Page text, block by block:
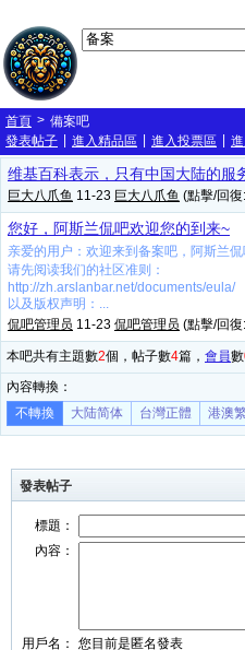
首頁 > 備案吧
發表帖子
進入精品區 進入投票區
维基百科表示，只有中国大陆的服
巨大八爪鱼 11-23 巨大八爪鱼 (點擊/回
您好，阿斯兰侃吧欢迎您的到来~
亲爱的用户：欢迎来到备案吧，阿斯兰
请先阅读我们的社区准则：
http://zh.arslanbar.net/documents/eula/
以及版权声明：...
侃吧管理员 11-23 侃吧管理员 (點擊/回
本吧共有主題數2個，帖子數4篇， 會員數
內容轉換：
不轉換
大陆简体 台灣正體 港澳
發表帖子
標題：
內容：
用戶名：
您目前是匿名發表